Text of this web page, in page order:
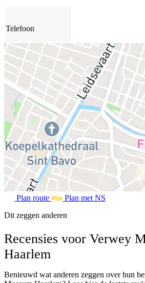
Telefoon
Plan route
Plan met NS
Dit zeggen anderen
Recensies voor Verwey
Haarlem
Benieuwd wat anderen zeggen over hun